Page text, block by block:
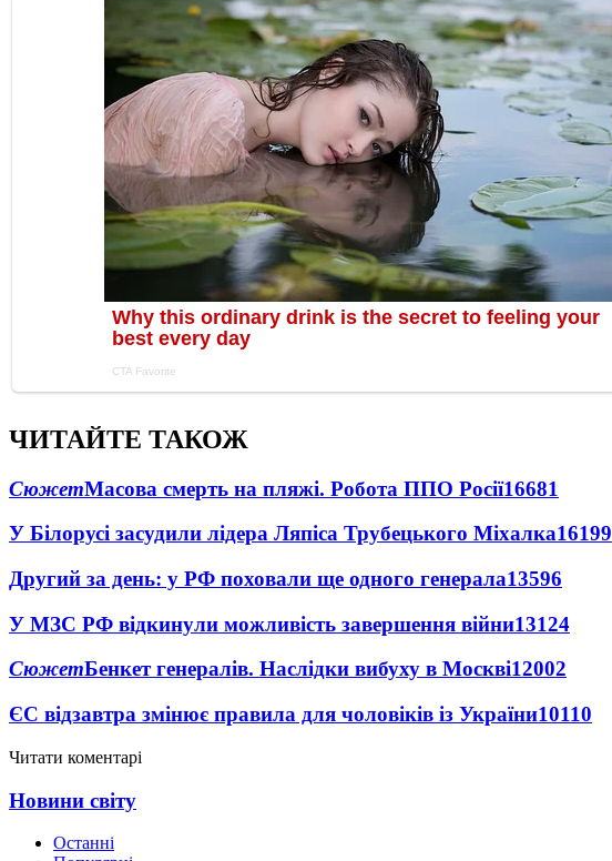
ЧИТАЙТЕ ТАКОЖ
СюжетМасова смерть на пляжі. Робота ППО Росії16681
У Білорусі засудили лідера Ляпіса Трубецького Міхалка16199
Другий за день: у РФ поховали ще одного генерала13596
У МЗС РФ відкинули можливість завершення війни13124
СюжетБенкет генералів. Наслідки вибуху в Москві12002
ЄС відзавтра змінює правила для чоловіків із України10110
Читати коментарі
Новини світу
Останні